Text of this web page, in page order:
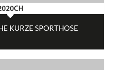
KURZE SPORTHOSE